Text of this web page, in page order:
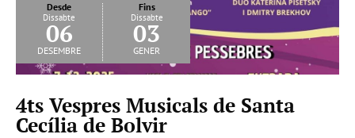
Desde
Dissabte
06
desembre
Fins
Dissabte
03
gener
4ts Vespres Musicals de Santa
Cecília de Bolvir